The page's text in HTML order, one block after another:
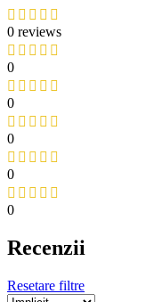
0 reviews
0
0
0
0
0
Recenzii
Resetare filtre